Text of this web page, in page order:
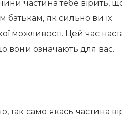
частина тебе вірить,
батькам, як сильно ви їх
можливості. Цей час
вони означають для вас.
так само якась частина